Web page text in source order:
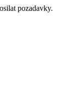
pozadavky.